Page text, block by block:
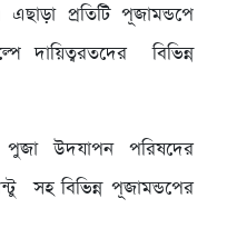
প্রতিটি পূজামন্ডপে
দায়িত্বরতদের বিভিন্ন
পুজা উদযাপন পরিষদের
সহ বিভিন্ন পূজামন্ডপের